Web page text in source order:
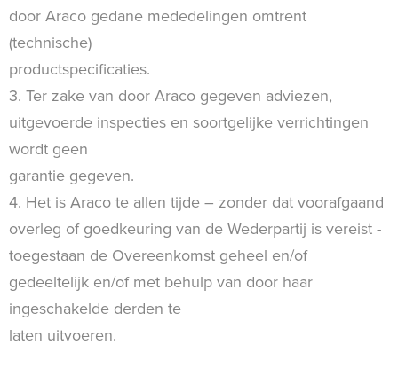
door Araco gedane mededelingen omtrent
(technische)
productspecificaties.
3. Ter zake van door Araco gegeven adviezen,
uitgevoerde inspecties en soortgelijke verrichtingen
wordt geen
garantie gegeven.
4. Het is Araco te allen tijde – zonder dat voorafgaand
overleg of goedkeuring van de Wederpartij is vereist -
toegestaan de Overeenkomst geheel en/of
gedeeltelijk en/of met behulp van door haar
ingeschakelde derden te
laten uitvoeren.